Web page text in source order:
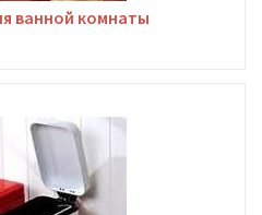
ванной комнаты